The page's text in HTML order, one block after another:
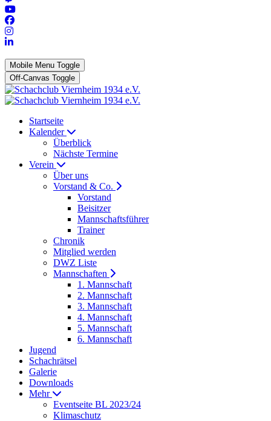
Mobile Menu Toggle
Off-Canvas Toggle
Startseite
Kalender
Überblick
Nächste Termine
Verein
Über uns
Vorstand & Co.
Vorstand
Beisitzer
Mannschaftsführer
Trainer
Chronik
Mitglied werden
DWZ Liste
Mannschaften
1. Mannschaft
2. Mannschaft
3. Mannschaft
4. Mannschaft
5. Mannschaft
6. Mannschaft
Jugend
Schachrätsel
Galerie
Downloads
Mehr
Eventseite BL 2023/24
Klimaschutz